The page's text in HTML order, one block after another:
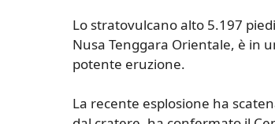
Lo stratovulcano alto 5.197
Nusa Tenggara Orientale, è in
potente eruzione.
La recente esplosione ha